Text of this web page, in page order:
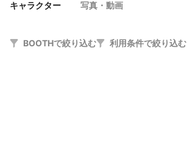
キャラクター 写真・動画
BOOTHで絞り込む 利用条件で絞り込む